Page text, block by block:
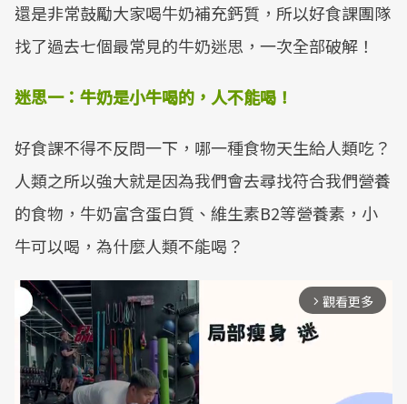
還是非常鼓勵大家喝牛奶補充鈣質，所以好食課團隊
找了過去七個最常見的牛奶迷思，一次全部破解！
​迷思一：牛奶是小牛喝的，人不能喝！
好食課不得不反問一下，哪一種食物天生給人類吃？
人類之所以強大就是因為我們會去尋找符合我們營養
的食物，牛奶富含蛋白質、維生素B2等營養素，小
牛可以喝，為什麼人類不能喝？
arrow_forward_ios 觀看更多